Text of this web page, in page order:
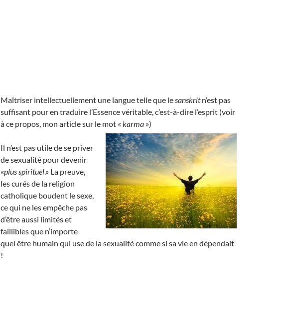
Maîtriser intellectuellement une langue telle que lesanskritn’est pas
suffisant pour en traduire l’Essence véritable, c’est-à-dire l’esprit (voir
à ce propos, mon article sur le mot « karma »)
Il n’est pas utile de se priver
de sexualité pour devenir
«plus spirituel.» La preuve,
les curés de la religion
catholique boudent le sexe,
ce qui ne les empêche pas
d’être aussi limités et
faillibles que n’importe
quel être humain qui use de la sexualité comme si sa vie en dépendait
!